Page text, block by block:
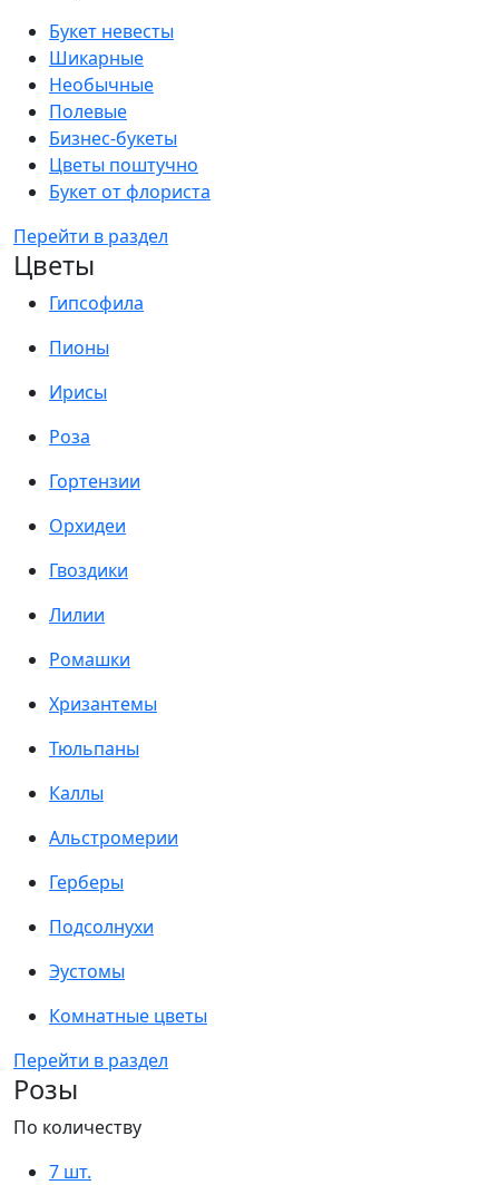
Букет невесты
Шикарные
Необычные
Полевые
Бизнес-букеты
Цветы поштучно
Букет от флориста
Перейти в раздел
Цветы
Гипсофила
Пионы
Ирисы
Роза
Гортензии
Орхидеи
Гвоздики
Лилии
Ромашки
Хризантемы
Тюльпаны
Каллы
Альстромерии
Герберы
Подсолнухи
Эустомы
Комнатные цветы
Перейти в раздел
Розы
По количеству
7 шт.